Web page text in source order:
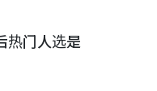
热门人选是